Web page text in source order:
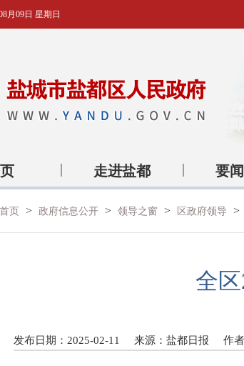
月09日 星期日
走进盐都 要
首页 > 政府信息公开 > 领导之窗 > 区政府领导 >
全
发布日期：2025-02-11 来源：盐都日报 作